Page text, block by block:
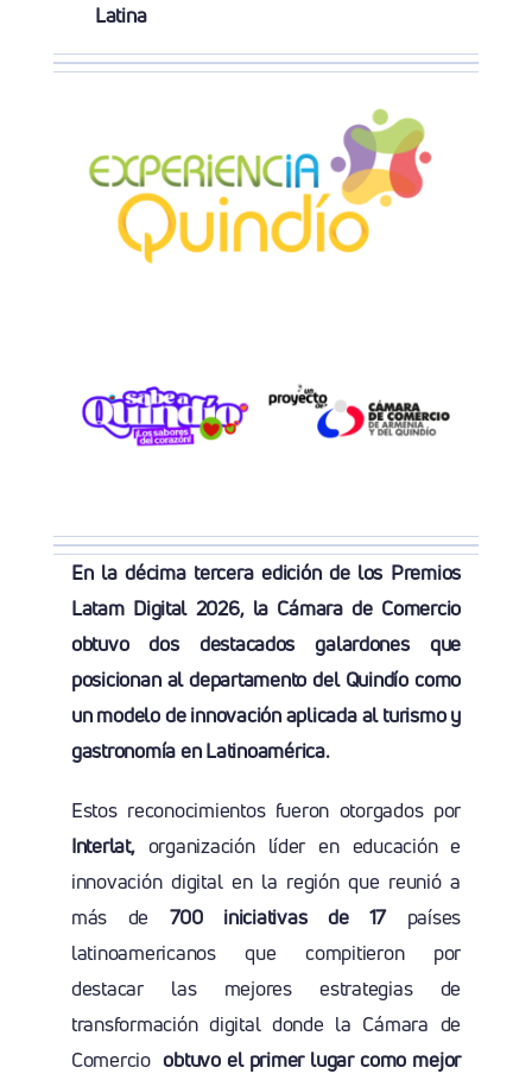
Latina
En la décima tercera edición de los Premios
Latam Digital 2026, la Cámara de Comercio
obtuvo dos destacados galardones que
posicionan al departamento del Quindío como
un modelo de innovación aplicada al turismo y
gastronomía en Latinoamérica.
Estos reconocimientos fueron otorgados por
Interlat,organización líder en educación e
innovación digital en la región que reunió a
más de 700 iniciativas de 17países
latinoamericanos que compitieron por
destacar las mejores estrategias de
transformación digital donde la Cámara de
Comercio obtuvo el primer lugar como mejor